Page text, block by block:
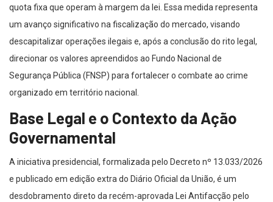
quota fixa que operam à margem da lei. Essa medida representa
um avanço significativo na fiscalização do mercado, visando
descapitalizar operações ilegais e, após a conclusão do rito legal,
direcionar os valores apreendidos ao Fundo Nacional de
Segurança Pública (FNSP) para fortalecer o combate ao crime
organizado em território nacional.
Base Legal e o Contexto da Ação
Governamental
A iniciativa presidencial, formalizada pelo Decreto nº 13.033/2026
e publicado em edição extra do Diário Oficial da União, é um
desdobramento direto da recém-aprovada Lei Antifacção pelo